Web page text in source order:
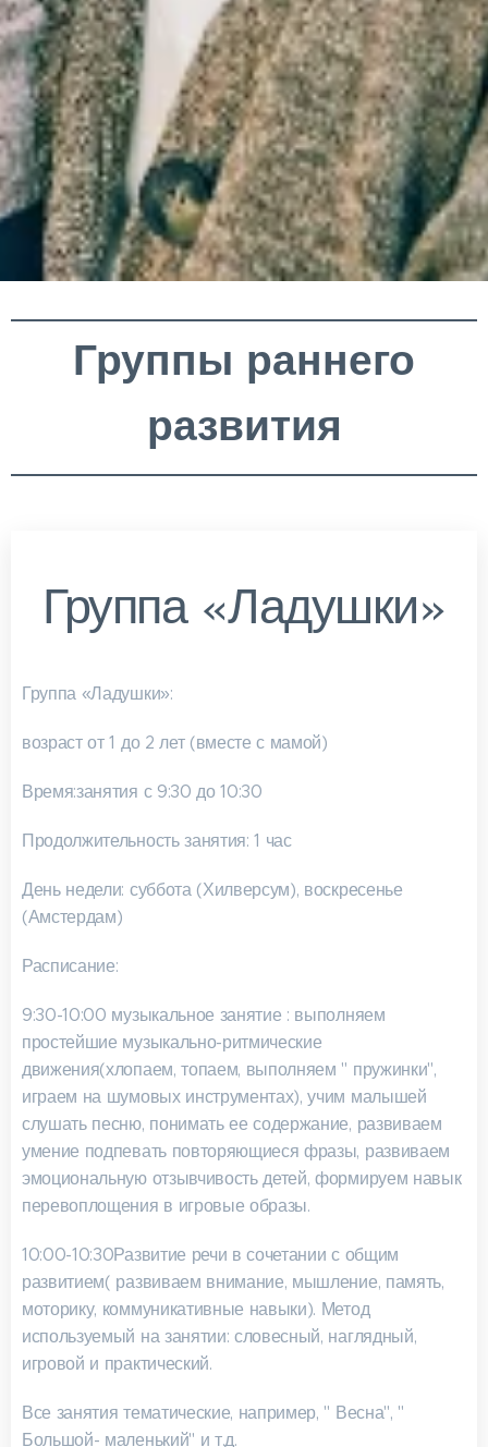
Группы раннего
развития
Группа «Ладушки»
Группа «Ладушки»:
возраст от 1 до 2 лет (вместе с мамой)
Время:занятия с 9:30 до 10:30
Продолжительность занятия: 1 час
День недели: суббота (Хилверсум), воскресенье
(Амстердам)
Расписание:
9:30-10:00 музыкальное занятие : выполняем
простейшие музыкально-ритмические
движения(хлопаем, топаем, выполняем " пружинки",
играем на шумовых инструментах), учим малышей
слушать песню, понимать ее содержание, развиваем
умение подпевать повторяющиеся фразы, развиваем
эмоциональную отзывчивость детей, формируем навык
перевоплощения в игровые образы.
10:00-10:30Развитие речи в сочетании с общим
развитием( развиваем внимание, мышление, память,
моторику, коммуникативные навыки). Метод
используемый на занятии: словесный, наглядный,
игровой и практический.
Все занятия тематические, например, " Весна", "
Большой- маленький" и т.д.